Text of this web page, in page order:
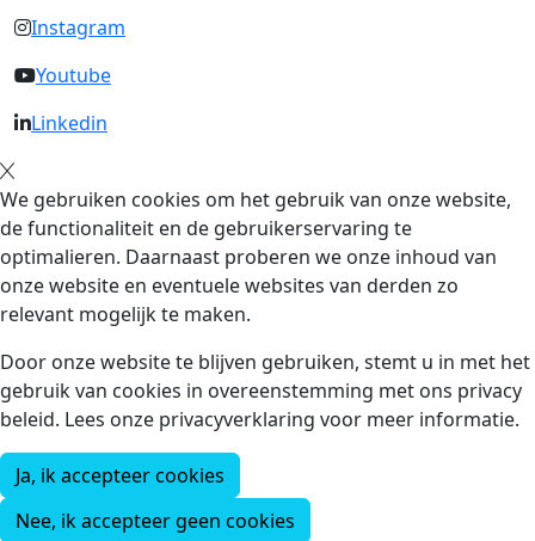
Instagram
Youtube
Linkedin
We gebruiken cookies om het gebruik van onze website,
de functionaliteit en de gebruikerservaring te
optimalieren. Daarnaast proberen we onze inhoud van
onze website en eventuele websites van derden zo
relevant mogelijk te maken.
Door onze website te blijven gebruiken, stemt u in met het
gebruik van cookies in overeenstemming met ons privacy
beleid. Lees onze privacyverklaring voor meer informatie.
Ja, ik accepteer cookies
Nee, ik accepteer geen cookies